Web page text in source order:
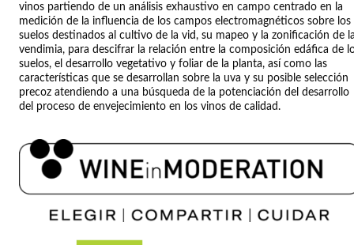
vinos partiendo de un análisis exhaustivo en campo centrado en la
medición de la influencia de los campos electromagnéticos sobre los
suelos destinados al cultivo de la vid, su mapeo y la zonificación de
vendimia, para descifrar la relación entre la composición edáfica de
suelos, el desarrollo vegetativo y foliar de la planta, así como las
características que se desarrollan sobre la uva y su posible selección
precoz atendiendo a una búsqueda de la potenciación del desarrollo
del proceso de envejecimiento en los vinos de calidad.